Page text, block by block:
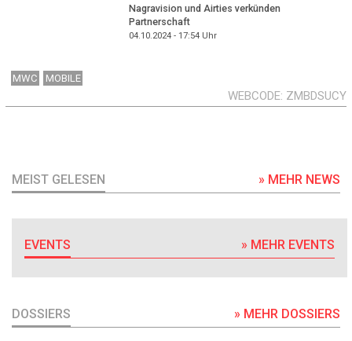
Nagravision und Airties verkünden
Partnerschaft
04.10.2024 - 17:54Uhr
MWC MOBILE
WEBCODE ZMBDSUCY
MEIST GELESEN » MEHR NEWS
EVENTS » MEHR EVENTS
DOSSIERS » MEHR DOSSIERS